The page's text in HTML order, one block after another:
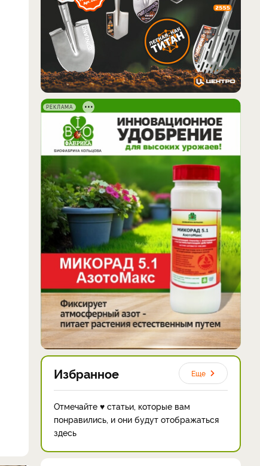
РЕКЛАМА
Избранное Еще
Отмечайте ♥ статьи, которые вам
понравились, и они будут отображаться
здесь